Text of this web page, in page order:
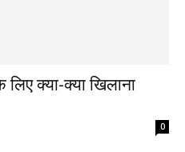
क्या-क्या खिलाना
0